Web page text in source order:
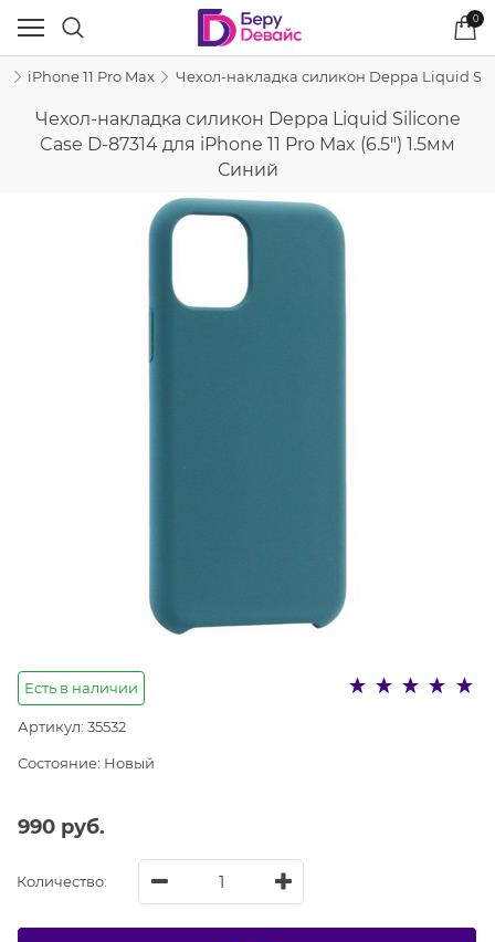
0
iPhone 11 Pro Max Чехол-накладка силикон Deppa Liquid
Чехол-накладка силикон Deppa Liquid Silicone
Case D-87314 для iPhone 11 Pro Max (6.5") 1.5мм
Синий
Есть в наличии
Артикул: 35532
Состояние: Новый
990 руб.
Количество: